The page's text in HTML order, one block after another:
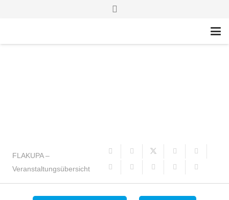
FLAKUPA –
Veranstaltungsübersicht